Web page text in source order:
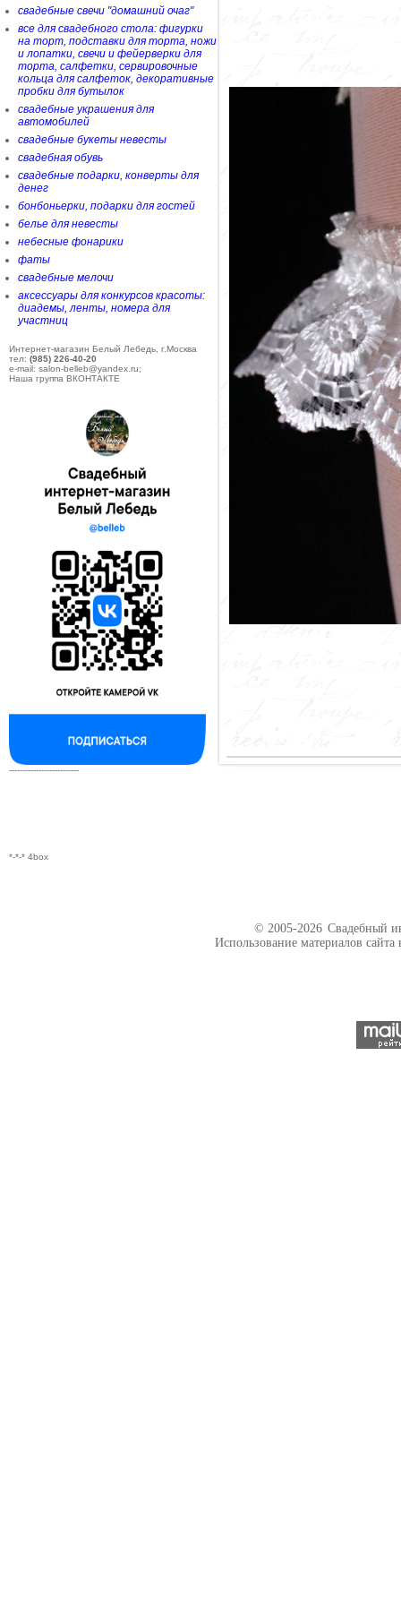
свадебные свечи "домашний очаг"
все для свадебного стола: фигурки
на торт, подставки для торта, ножи
и лопатки, свечи и фейерверки для
торта, салфетки, сервировочные
кольца для салфеток, декоративные
пробки для бутылок
свадебные украшения для
автомобилей
свадебные букеты невесты
свадебная обувь
свадебные подарки, конверты для
денег
бонбоньерки, подарки для гостей
белье для невесты
небесные фонарики
фаты
свадебные мелочи
аксессуары для конкурсов красоты:
диадемы, ленты, номера для
участниц
Интернет-магазин Белый Лебедь, г.Москва
тел: (985) 226-40-20
e-mail: salon-belleb@yandex.ru;
Наша группа ВКОНТАКТЕ
--------------------------
*-*-* 4box
© 2005-2026 Свадебный
Использование материалов